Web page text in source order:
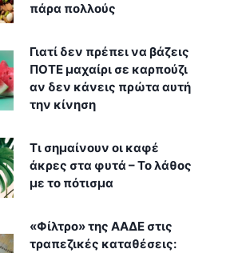
πάρα πολλούς
Γιατί δεν πρέπει να βάζεις
ΠΟΤΕ μαχαίρι σε καρπούζι
αν δεν κάνεις πρώτα αυτή
την κίνηση
Τι σημαίνουν οι καφέ
άκρες στα φυτά – Το λάθος
με το πότισμα
«Φίλτρο» της ΑΑΔΕ στις
τραπεζικές καταθέσεις: